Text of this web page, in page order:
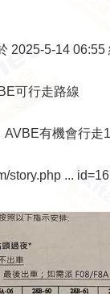
2025-5-14 06:55
可行走路線
AVBE有機會行走
story.php ...